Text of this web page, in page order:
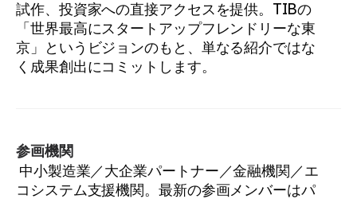
試作、投資家への直接アクセスを提供。TIBの
「世界最高にスタートアップフレンドリーな東
京」というビジョンのもと、単なる紹介ではな
く成果創出にコミットします。
参画機関
コシステム支援機関。最新の参画メンバーはパ